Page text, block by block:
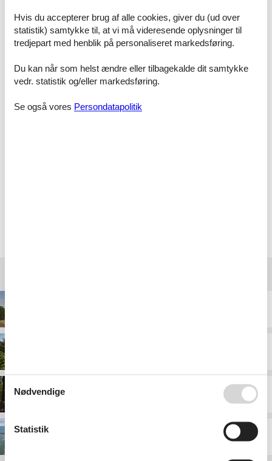
fantastisk betjening, hvor servicen har været i top.
Derfor er det ikke sidste gang vi lejer sommerhus
igennem Feline.
finde et godt feriehus med Feline. Og er der noget
man er i tvivl om, så er det også en god oplevelse at få
Græsted
Hvis du accepterer brug af alle cookies, giver du (ud over
statistik) samtykke til, at vi må videresende oplysninger til
tredjepart med henblik på personaliseret markedsføring.
Du kan når som helst ændre eller tilbagekalde dit samtykke
vedr. statistik og/eller markedsføring.
Se også vores Persondatapolitik
Nødvendige
Statistik